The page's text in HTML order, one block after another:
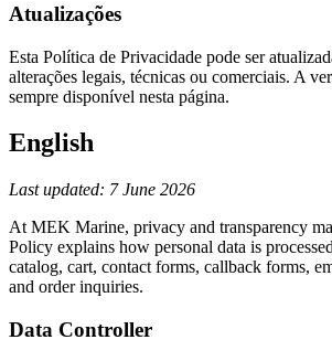
Atualizações
Esta Política de Privacidade pode ser
alterações legais, técnicas ou comerciais. A
sempre disponível nesta página.
English
Last updated: 7 June 2026
At MEK Marine, privacy and transparency
Policy explains how personal data is
catalog, cart, contact forms, callback forms,
and order inquiries.
Data Controller